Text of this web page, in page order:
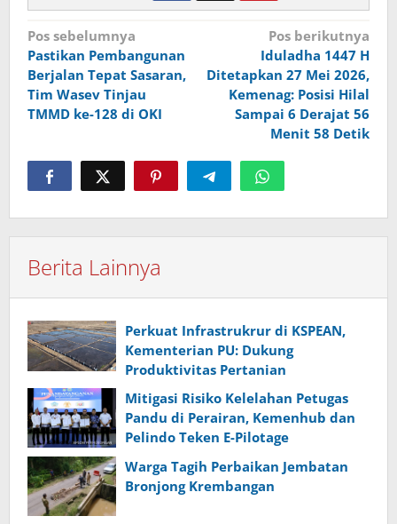
Navigasi
pos
Pos sebelumnya
Pastikan Pembangunan
Berjalan Tepat Sasaran,
Tim Wasev Tinjau
TMMD ke-128 di OKI
Pos berikutnya
Iduladha 1447 H
Ditetapkan 27 Mei 2026,
Kemenag: Posisi Hilal
Sampai 6 Derajat 56
Menit 58 Detik
Berita Lainnya
Perkuat Infrastrukrur di KSPEAN,
Kementerian PU: Dukung
Produktivitas Pertanian
Mitigasi Risiko Kelelahan Petugas
Pandu di Perairan, Kemenhub dan
Pelindo Teken E-Pilotage
Warga Tagih Perbaikan Jembatan
Bronjong Krembangan